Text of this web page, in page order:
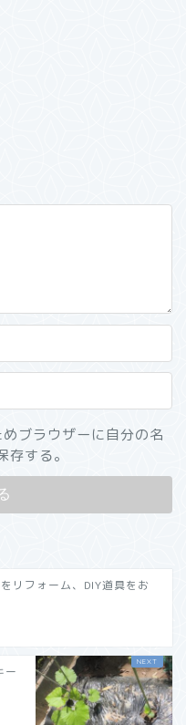
ブラウザーに自分の名
する。
リフォーム、DIY道具をお
ー